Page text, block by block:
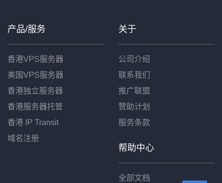
产品/服务
香港VPS服务器
美国VPS服务器
香港独立服务器
香港服务器托管
香港 IP Transit
域名注册
关于
公司介绍
联系我们
推广联盟
赞助计划
服务条款
帮助中心
全部文档